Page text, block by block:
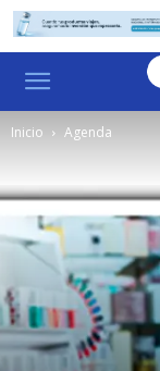
Inicio Agenda